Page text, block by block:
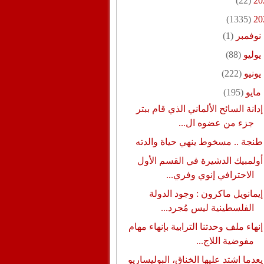
(1335)
نوفمبر(1)
يوليو(88)
يونيو(222)
مايو(195)
إدانة السائح الألماني الذي قام ببتر
جزء من عضوه ال...
طنجة .. مسخوط ينهي حياة والدته
أولمبيك الدشيرة في القسم الأول
الاحترافي إنوي وفري...
إيمانويل ماكرون : وجود الدولة
الفلسطينية ليس مُجرد...
إنهاء ملف وحدتنا الترابية بإنهاء مهام
مفوضية اللاج...
يعدما اشتد عليها الخناق، البوليساريو